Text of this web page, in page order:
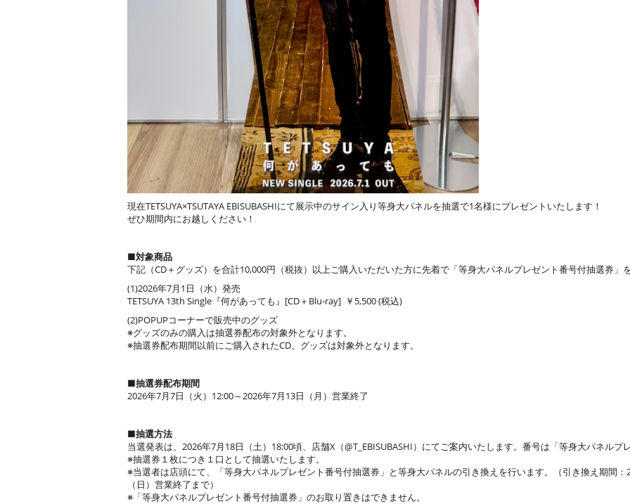
現在TETSUYA×TSUTAYA EBISUBASHIにて展示中のサイン入り等身大パネルを抽選で1名様にプレゼントいたします！
ぜひ期間内にお越しください！
■対象商品
下記（CD＋グッズ）を合計10,000円（税抜）以上ご購入いただいた方に先着で「等身大パネルプレゼント番号付抽選券」
(1)2026年7月1日（水）発売
TETSUYA 13th Single『何があっても』[CD＋Blu-ray] ￥5,500 (税込)
(2)POPUPコーナーで販売中のグッズ
※グッズのみの購入は抽選券配布の対象外となります。
※抽選券配布期間以前にご購入されたCD、グッズは対象外となります。
■抽選券配布期間
2026年7月7日（火）12:00～2026年7月13日（月）営業終了
■抽選方法
当選発表は、2026年7月18日（土）18:00頃、店舗X（@T_EBISUBASHI）にてご案内いたします。番号は「等身大パネルプ
※抽選券１枚につき１口として抽選いたします。
※当選者は店頭にて、「等身大パネルプレゼント番号付抽選券」と等身大パネルの引き換えを行います。（引き換え期間：
（日）営業終了まで）
※「等身大パネルプレゼント番号付抽選券」のお取り置きはできません。